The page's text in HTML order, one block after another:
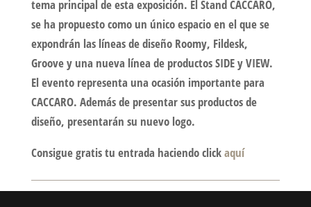
tema principal de esta exposición. El Stand CACCARO,
se ha propuesto como un único espacio en el que se
expondrán las líneas de diseño Roomy, Fildesk,
Groove y una nueva línea de productos SIDE y VIEW.
El evento representa una ocasión importante para
CACCARO. Además de presentar sus productos de
diseño, presentarán su nuevo logo.
Consigue gratis tu entrada haciendo clickaquí